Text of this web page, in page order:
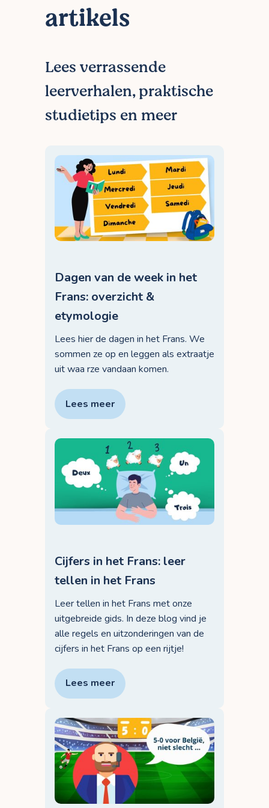
eender welke BijlesHuisdocent rechten ben
je in goede handen.
artikels
Lees verrassende
leerverhalen, praktische
studietips en meer
Dagen van de week in het
Frans: overzicht &
etymologie
Lees hier de dagen in het Frans. We
sommen ze op en leggen als extraatje
uit waa rze vandaan komen.
Lees meer
Cijfers in het Frans: leer
tellen in het Frans
Leer tellen in het Frans met onze
uitgebreide gids. In deze blog vind je
alle regels en uitzonderingen van de
cijfers in het Frans op een rijtje!
Lees meer